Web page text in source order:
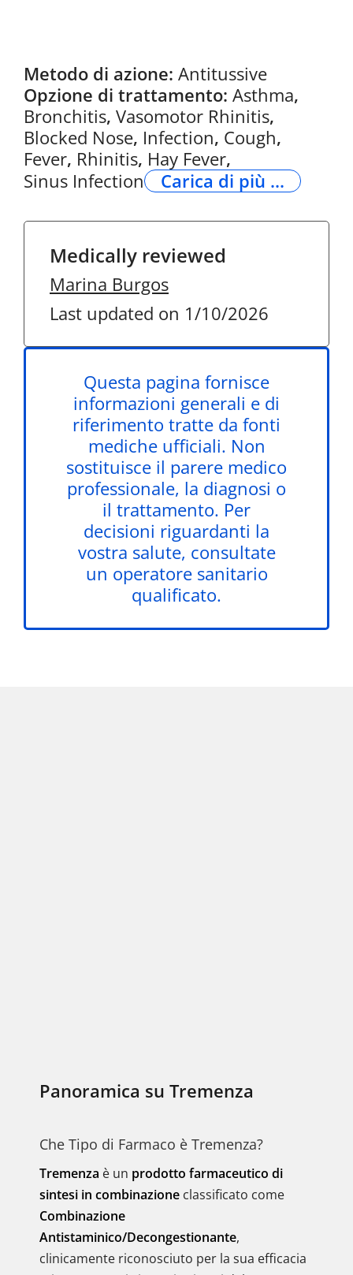
Metodo di azione: Antitussive
Opzione di trattamento: Asthma,
Bronchitis, Vasomotor Rhinitis,
Blocked Nose, Infection, Cough,
Fever, Rhinitis, Hay Fever,
Sinus Infection
Carica di più ...
Medically reviewed
Marina Burgos
Last updated on 1/10/2026
Questa pagina fornisce
informazioni generali e di
riferimento tratte da fonti
mediche ufficiali. Non
sostituisce il parere medico
professionale, la diagnosi o
il trattamento. Per
decisioni riguardanti la
vostra salute, consultate
un operatore sanitario
qualificato.
Panoramica su Tremenza
Che Tipo di Farmaco è Tremenza?
Tremenza è un prodotto farmaceutico di
sintesi in combinazione classificato come
Combinazione
Antistaminico/Decongestionante,
clinicamente riconosciuto per la sua efficacia